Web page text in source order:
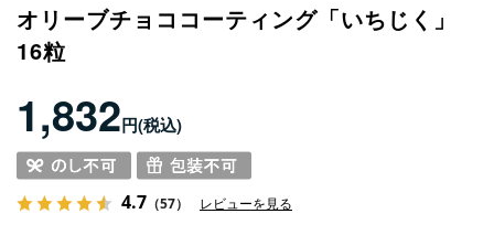
オリーブチョココーティング「いちじく」
16粒
1,832円
4.7 （57） レビューを見る